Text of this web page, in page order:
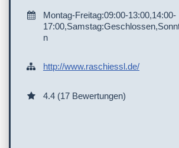
Montag-Freitag:09:00-13:00,14:00-
n
http://www.raschiessl.de/
4.4 (17 Bewertungen)